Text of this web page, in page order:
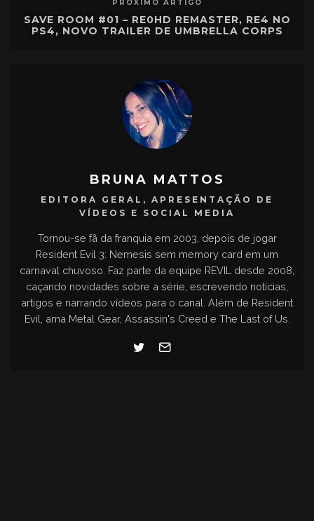
PRÓXIMO ARTIGO
SAVE ROOM #01 – RE0HD REMASTER, RE4 NO
PS4, NOVO TRAILER DE UMBRELLA CORPS
BRUNA MATTOS
EDITORA GERAL, APRESENTAÇÃO DE
VÍDEOS E SOCIAL MEDIA
Tornou-se fã da franquia em 2003, depois de jogar
Resident Evil 3: Nemesis sem memory card em um
carnaval chuvoso. Faz parte da equipe REVIL desde 2008,
caçando novidades sobre a série, escrevendo notícias,
artigos e narrando vídeos para o canal. Além de Resident
Evil, ama Metal Gear, Assassin's Creed e The Last of Us.